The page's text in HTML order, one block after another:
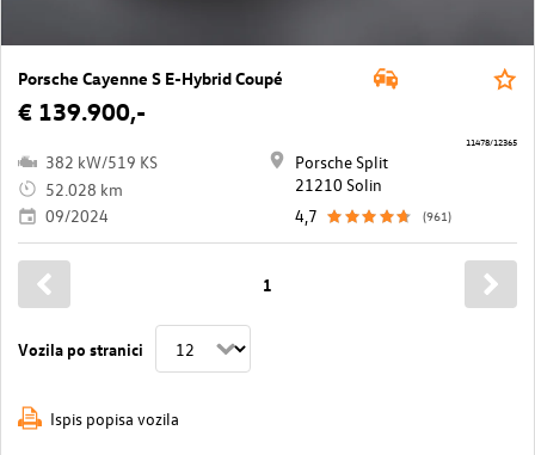
Porsche Cayenne S E-Hybrid Coupé
€ 139.900,-
382 kW/519 KS
52.028 km
09/2024
Porsche Split
21210 Solin
4,7
(961)
11478/12365
Vozila po stranici
1
Ispis popisa vozila